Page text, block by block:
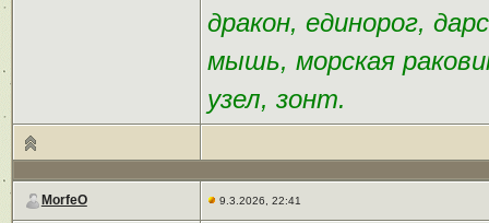
дракон, единорог,
мышь, морская
узел, зонт.
MorfeO 9.3.2026, 22:41